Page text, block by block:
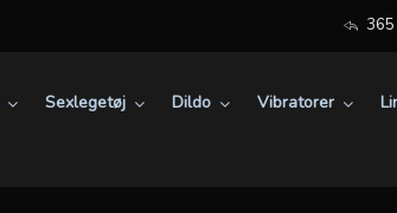
365
Sexlegetøj Dildo Vibratorer